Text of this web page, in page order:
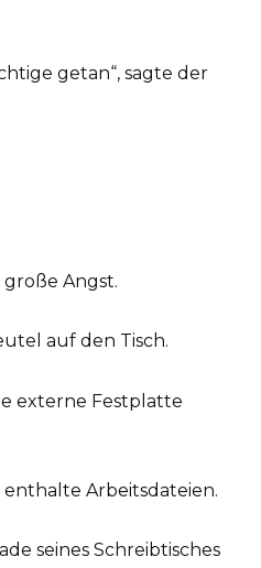
getan“, sagte der
große Angst.
auf den Tisch.
externe Festplatte
enthalte Arbeitsdateien.
seines Schreibtisches